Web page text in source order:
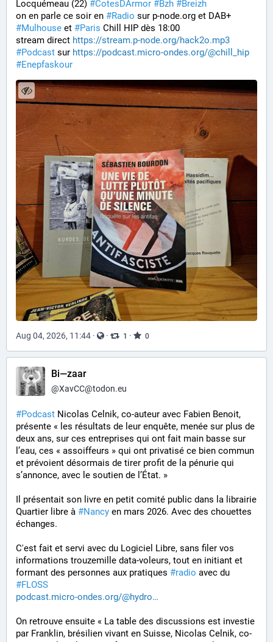
Locquémeau (22) #CotesDArmor #Bzh #Breizh
on en parle ce soir en #Radio sur p-node.org et DAB+
#Mulhouse et #Paris Chill HIP dès 18:00
stream direct https://stream.p-node.org/hack2o.mp3
#Podcast sur https://podcast.micro-ondes.org/@chill_hip
#Enepfaskour
Aug 04, 2026, 11:44 · · 1 · 0
Bi—zaar
@XavCC@todon.eu
#Podcast Nicolas Celnik, co-auteur avec Fabien Benoit,
présente « les résultats de leur enquête, menée sur plus de
deux ans, sur ces entreprises qui ont fait main basse sur
l’eau, ces « assoiffeurs » qui ont privatisé ce bien commun
et prévoient désormais de tirer profit de la pénurie qui
s’annonce, avec le soutien de l’État. »
Il présentait son livre en petit comité public dans la librairie
Quartier libre à #Nancy en mars 2026. Avec des chouettes
échanges.
C'est fait et servi avec du Logiciel Libre, sans filer vos
informations trouzemille data-voleurs, tout en initiant et
formant des personnes aux pratiques #radio
#FLOSS
podcast.micro-ondes.org/@hydro
On retrouve ensuite « La table des discussions est investie
par Franklin, brésilien vivant en Suisse, Nicolas Celnik, co-